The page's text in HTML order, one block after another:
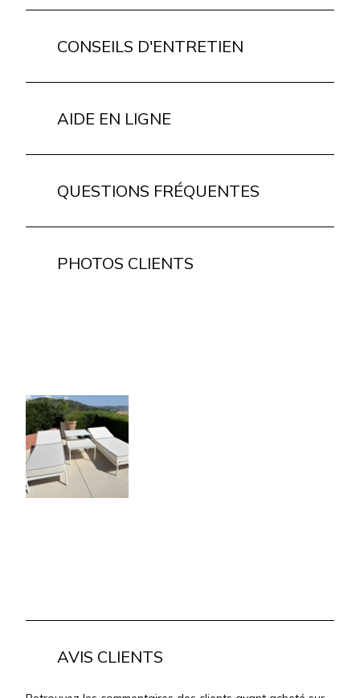
CONSEILS D'ENTRETIEN
AIDE EN LIGNE
QUESTIONS FRÉQUENTES
PHOTOS CLIENTS
AVIS CLIENTS